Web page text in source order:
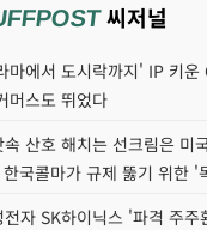
씨저널
마에서 도시락까지' IP 키
머스도 뛰었다
속 산호 해치는 선크림은 미
국콜마가 규제 뚫기 위한 '
전자 SK하이닉스 '파격 주